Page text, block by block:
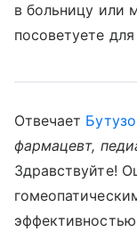
в больницу или
посоветуете
Отвечает
фармацевт,
Здравствуйте!